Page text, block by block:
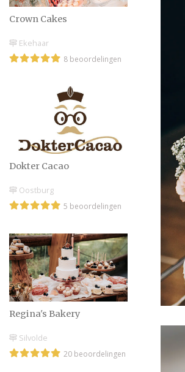
Crown Cakes
Ekehaar
8 beoordelingen
Dokter Cacao
Oostburg
5 beoordelingen
Regina's Bakery
Silvolde
20 beoordelingen